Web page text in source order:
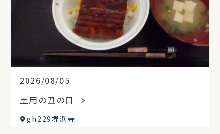
2026/08/05
土用の丑の日
gh229堺浜寺